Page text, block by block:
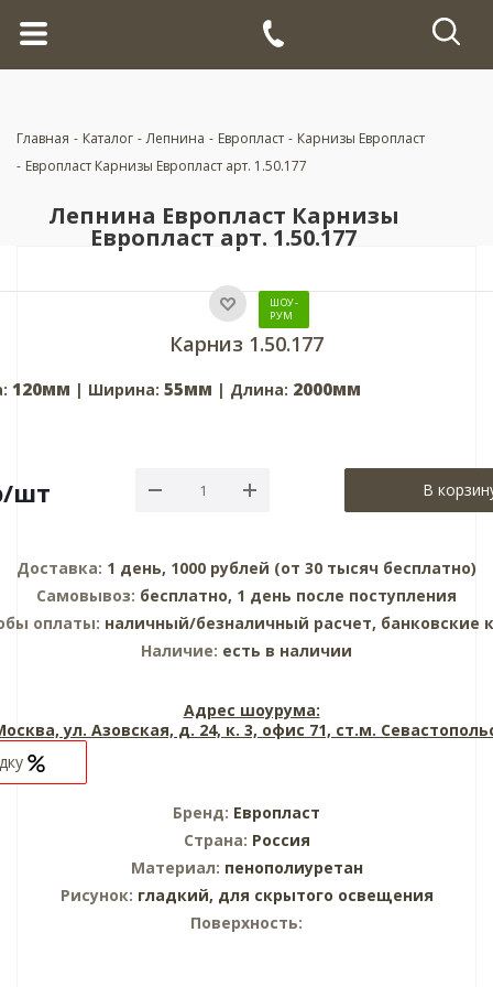
Главная - Каталог - Лепнина - Европласт - Карнизы Европласт
- Европласт Карнизы Европласт арт. 1.50.177
Лепнина Европласт Карнизы
Европласт арт. 1.50.177
ШОУ-
РУМ
Карниз 1.50.177
120мм | Ширина: 55мм | Длина: 2000мм
/шт В
Доставка: 1 день, 1000 рублей (от 30 тысяч бесплатно)
Самовывоз: бесплатно, 1 день после поступления
оплаты: наличный/безналичный расчет, банковские
Наличие: есть в наличии
Адрес шоурума:
ул. Азовская, д. 24, к. 3, офис 71, ст.м.
Бренд: Европласт
Страна: Россия
Материал: пенополиуретан
Рисунок: гладкий, для скрытого освещения
Поверхность: